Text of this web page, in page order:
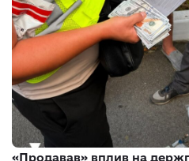
«Продавав» вплив на